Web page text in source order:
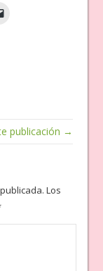
publicación →
Los